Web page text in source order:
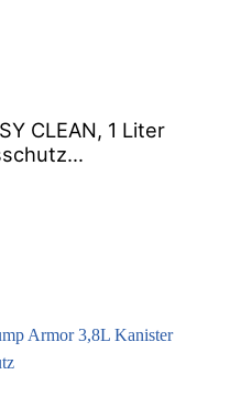
CLEAN, 1 Liter